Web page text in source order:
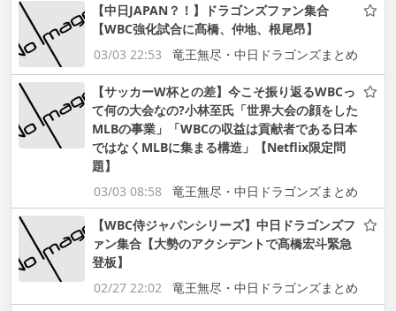
【中日JAPAN？！】ドラゴンズファン集合
【WBC強化試合に髙橋、仲地、根尾昂】
03/03 22:53
竜王無尽・中日ドラゴンズまとめ
【サッカーW杯との差】今こそ振り返るWBCっ
て何の大会なの?小林至氏「世界大会の顔をした
MLBの事業」「WBCの収益は貢献者である日本
ではなくMLBに集まる構造」【Netflix限定問
題】
03/03 08:58
竜王無尽・中日ドラゴンズまとめ
【WBC侍ジャパンシリーズ】中日ドラゴンズフ
ァン集合【大勢のアクシデントで髙橋宏斗緊急
登板】
02/27 22:02
竜王無尽・中日ドラゴンズまとめ